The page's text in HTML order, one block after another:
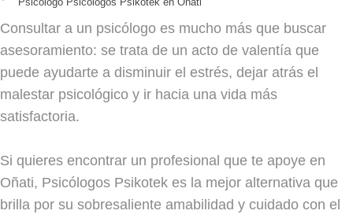
Consultar a un psicólogo es mucho más que buscar
asesoramiento: se trata de un acto de valentía que
puede ayudarte a disminuir el estrés, dejar atrás el
malestar psicológico y ir hacia una vida más
satisfactoria.
Si quieres encontrar un profesional que te apoye en
Oñati, Psicólogos Psikotek es la mejor alternativa que
brilla por su sobresaliente amabilidad y cuidado con el